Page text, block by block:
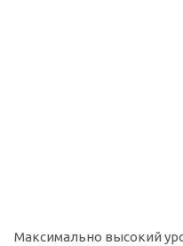
Максимально высокий